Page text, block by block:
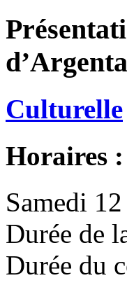
Culturelle
Horaires :
Samedi
Durée de
Durée du